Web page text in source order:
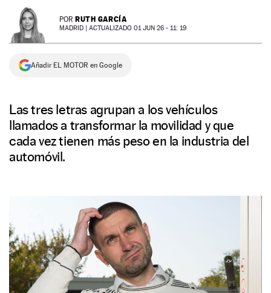
NEWSLETTER POR RUTH GARCÍA
MADRID | ACTUALIZADO 01 JUN 26 - 11: 19
Añadir EL MOTOR en Google
Las tres letras agrupan a los vehículos
llamados a transformar la movilidad y que
cada vez tienen más peso en la industria del
automóvil.